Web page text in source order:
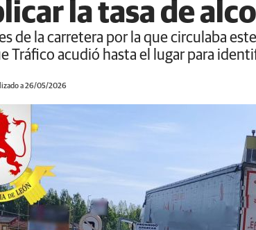
la tasa de
de la carretera por la que circulaba
Tráfico acudió hasta el lugar para
a 26/05/2026